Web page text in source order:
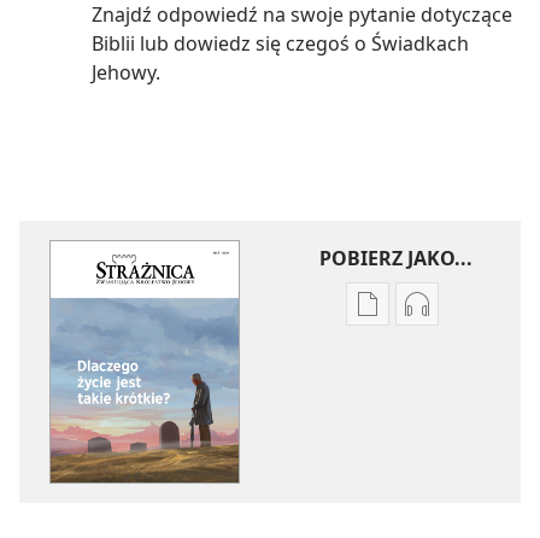
Znajdź odpowiedź na swoje pytanie dotyczące
Biblii lub dowiedz się czegoś o Świadkach
Jehowy.
POBIERZ JAKO...
UstawieniaUstawienia